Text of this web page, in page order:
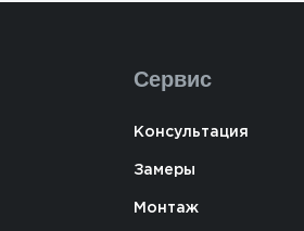
Сервис
Консультация
Замеры
Монтаж